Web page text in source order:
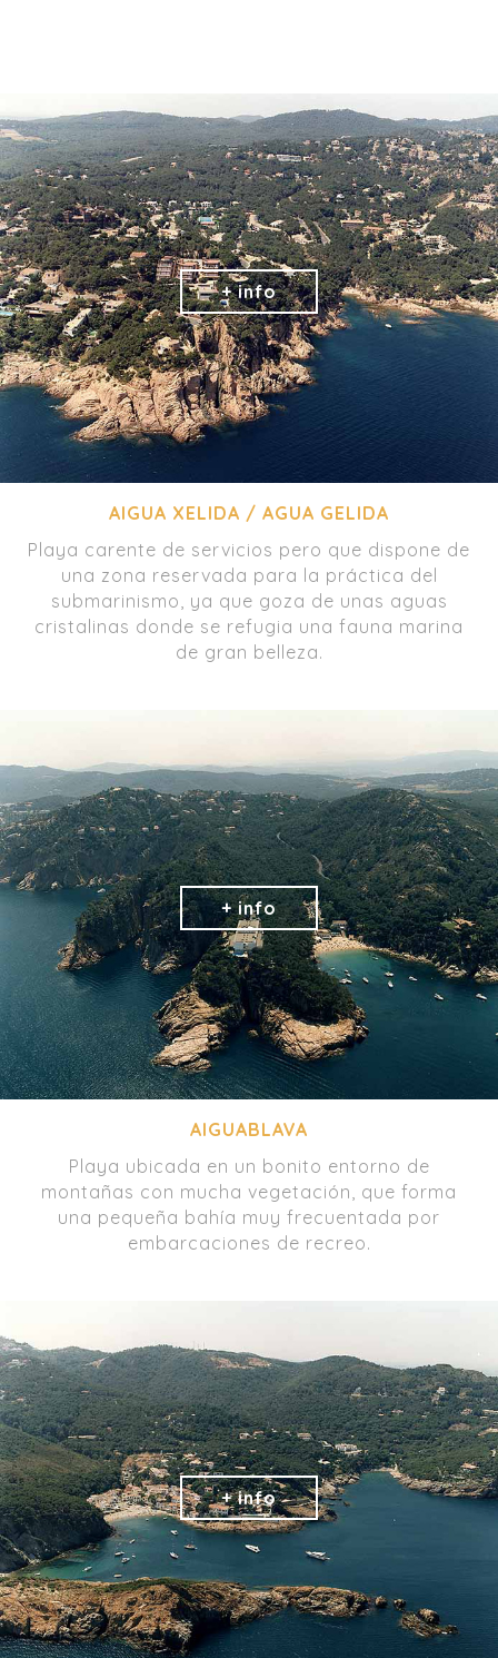
AIGUA XELIDA / AGUA GELIDA
Playa carente de servicios pero que dispone de
una zona reservada para la práctica del
submarinismo, ya que goza de unas aguas
cristalinas donde se refugia una fauna marina
de gran belleza.
AIGUABLAVA
Playa ubicada en un bonito entorno de
montañas con mucha vegetación, que forma
una pequeña bahía muy frecuentada por
embarcaciones de recreo.